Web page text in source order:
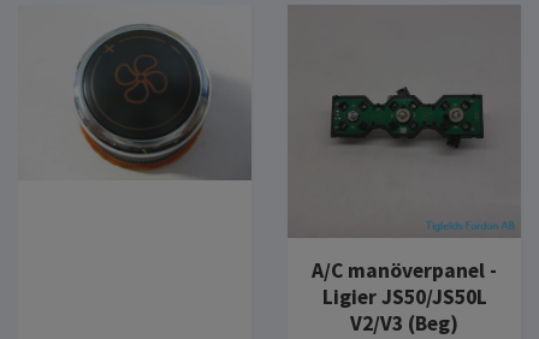
A/C manöverpanel -
Ligier JS50/JS50L
V2/V3 (Beg)